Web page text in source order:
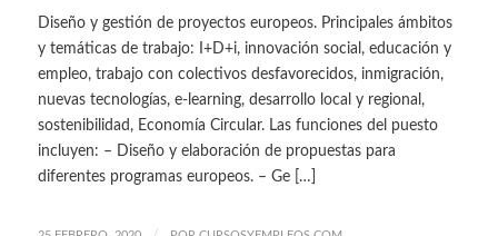
Diseño y gestión de proyectos europeos. Principales ámbitos
y temáticas de trabajo: I+D+i, innovación social, educación y
empleo, trabajo con colectivos desfavorecidos, inmigración,
nuevas tecnologías, e-learning, desarrollo local y regional,
sostenibilidad, Economía Circular. Las funciones del puesto
incluyen: – Diseño y elaboración de propuestas para
diferentes programas europeos. – Ge […]